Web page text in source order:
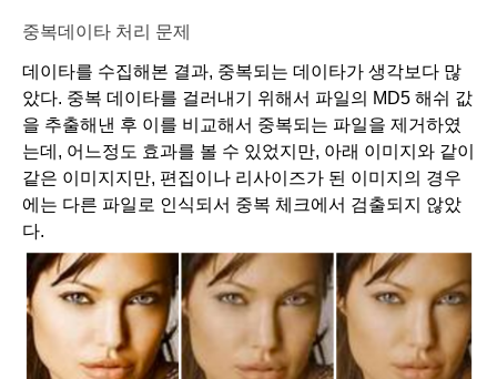
중복데이타 처리 문제
데이타를 수집해본 결과, 중복되는 데이타가 생각보다 많
았다. 중복 데이타를 걸러내기 위해서 파일의 MD5 해쉬 값
을 추출해낸 후 이를 비교해서 중복되는 파일을 제거하였
는데, 어느정도 효과를 볼 수 있었지만, 아래 이미지와 같이
같은 이미지지만, 편집이나 리사이즈가 된 이미지의 경우
에는 다른 파일로 인식되서 중복 체크에서 검출되지 않았
다.